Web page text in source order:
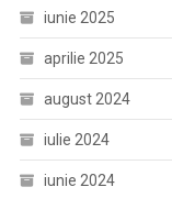
iunie 2025
aprilie 2025
august 2024
iulie 2024
iunie 2024